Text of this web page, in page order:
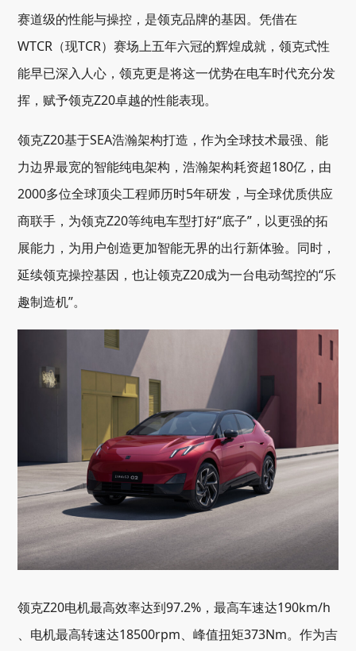
赛道级的性能与操控，是领克品牌的基因。凭借在
WTCR（现TCR）赛场上五年六冠的辉煌成就，领克式性
能早已深入人心，领克更是将这一优势在电车时代充分发
挥，赋予领克Z20卓越的性能表现。
领克Z20基于SEA浩瀚架构打造，作为全球技术最强、能
力边界最宽的智能纯电架构，浩瀚架构耗资超180亿，由
2000多位全球顶尖工程师历时5年研发，与全球优质供应
商联手，为领克Z20等纯电车型打好“底子”，以更强的拓
展能力，为用户创造更加智能无界的出行新体验。同时，
延续领克操控基因，也让领克Z20成为一台电动驾控的“乐
趣制造机”。
领克Z20电机最高效率达到97.2%，最高车速达190km/h
、电机最高转速达18500rpm、峰值扭矩373Nm。作为吉